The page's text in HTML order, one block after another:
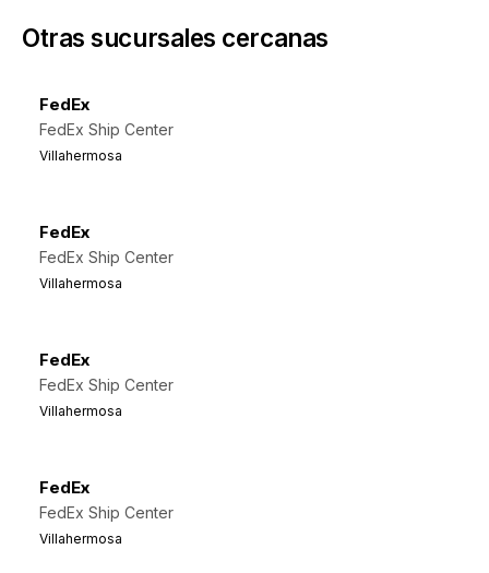
Otras sucursales cercanas
FedEx
FedEx Ship Center
Villahermosa
FedEx
FedEx Ship Center
Villahermosa
FedEx
FedEx Ship Center
Villahermosa
FedEx
FedEx Ship Center
Villahermosa